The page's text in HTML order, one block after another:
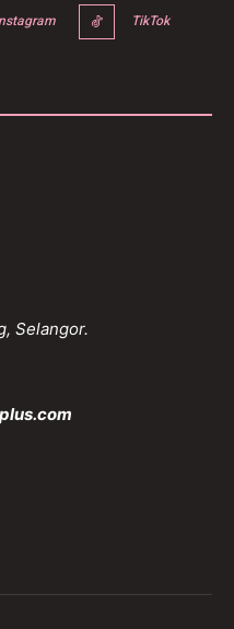
TikTok
Selangor.